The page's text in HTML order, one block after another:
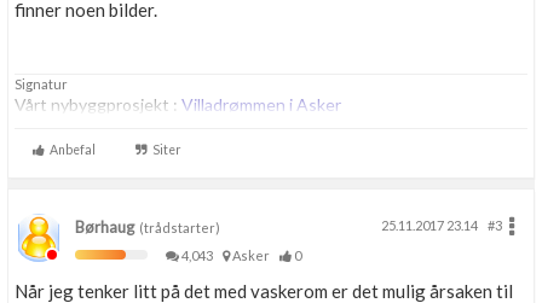
finner noen bilder.
Signatur
Vårt nybyggprosjekt : Villadrømmen i Asker
Anbefal Siter
Børhaug(trådstarter) 25.11.2017 23.14
#3
4,043
Asker 0
Når jeg tenker litt på det med vaskerom er det mulig årsaken til